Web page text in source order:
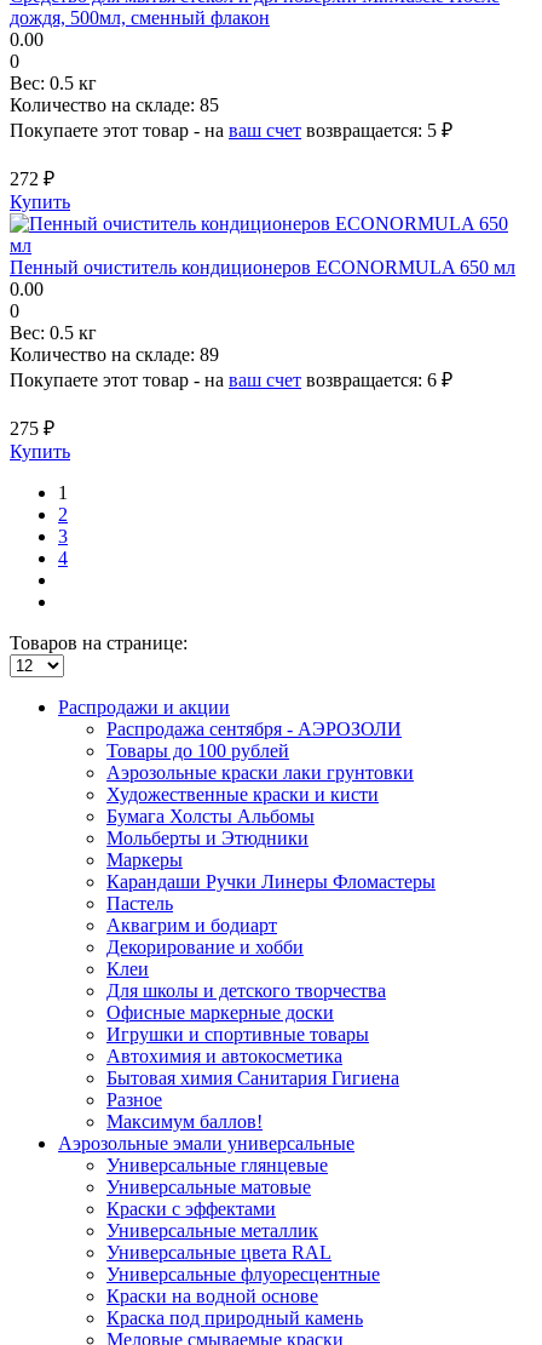
дождя, 500мл, сменный флакон
0.00
0
Вес: 0.5 кг
Количество на складе: 85
Покупаете этот товар - на ваш счет возвращается: 5 ₽
272 ₽
Купить
Пенный очиститель кондиционеров ECONORMULA 650 мл
0.00
0
Вес: 0.5 кг
Количество на складе: 89
Покупаете этот товар - на ваш счет возвращается: 6 ₽
275 ₽
Купить
1
2
3
4
Товаров на странице:
Распродажи и акции
Распродажа сентября - АЭРОЗОЛИ
Товары до 100 рублей
Аэрозольные краски лаки грунтовки
Художественные краски и кисти
Бумага Холсты Альбомы
Мольберты и Этюдники
Маркеры
Карандаши Ручки Линеры Фломастеры
Пастель
Аквагрим и бодиарт
Декорирование и хобби
Клеи
Для школы и детского творчества
Офисные маркерные доски
Игрушки и спортивные товары
Автохимия и автокосметика
Бытовая химия Санитария Гигиена
Разное
Максимум баллов!
Аэрозольные эмали универсальные
Универсальные глянцевые
Универсальные матовые
Краски с эффектами
Универсальные металлик
Универсальные цвета RAL
Универсальные флуоресцентные
Краски на водной основе
Краска под природный камень
Меловые смываемые краски